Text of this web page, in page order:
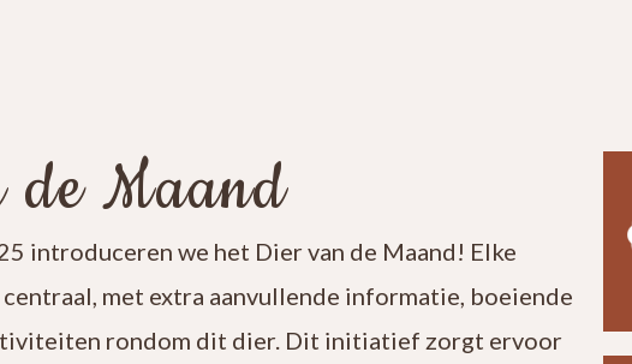
Maand
introduceren we het Dier van de Maand! Elke
met extra aanvullende informatie, boeiende
rondom dit dier. Dit initiatief zorgt ervoor